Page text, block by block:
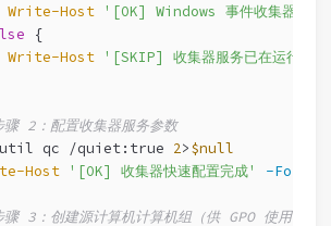
Write-Host
'[OK] Windows 事件收集器服务
{
Write-Host
'[SKIP] 收集器服务已在运行'
2：配置收集器服务参数
qc /quiet:true
2>$null
Host
'[OK] 收集器快速配置完成' -
3：创建源计算机计算机组（供 GPO 使用）